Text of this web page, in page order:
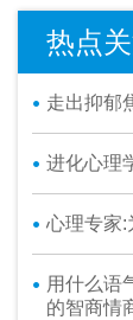
热点
走出抑郁
进化心理
心理专家:
用什么语
的智商情